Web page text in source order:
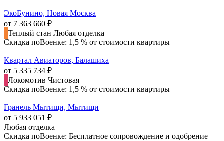
ЭкоБунино, Новая Москва
от 7 363 660 ₽
Теплый стан Любая отделка
Скидка поВоенке: 1,5 % от стоимости квартиры
Квартал Авиаторов, Балашиха
от 5 335 734 ₽
Локомотив Чистовая
Скидка поВоенке: 1,5 % от стоимости квартиры
Гранель Мытищи, Мытищи
от 5 933 051 ₽
Любая отделка
Скидка поВоенке: Бесплатное сопровождение и одобрение